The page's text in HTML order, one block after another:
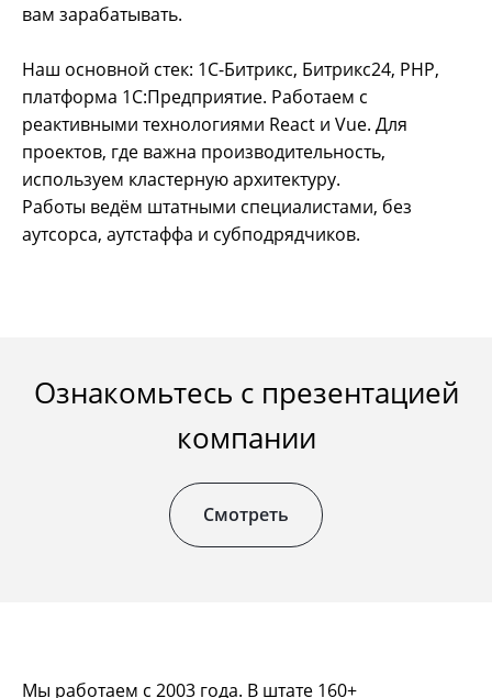
вам зарабатывать.
Наш основной стек: 1С-Битрикс, Битрикс24, PHP,
платформа 1С:Предприятие. Работаем с
реактивными технологиями React и Vue. Для
проектов, где важна производительность,
используем кластерную архитектуру.
Работы ведём штатными специалистами, без
аутсорса, аутстаффа и субподрядчиков.
Ознакомьтесь с презентацией
компании
Смотреть
Мы работаем с 2003 года. В штате 160+